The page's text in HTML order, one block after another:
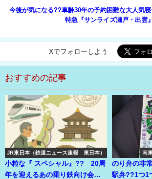
今後が気になる??車齢30年の予約困難な大人気寝
特急『サンライズ瀬戸・出雲
Xでフォローしよう
おすすめの記事
JR東日本（鉄道ニュース速報 東日本）
小粒な『 スペシャル』?? 20周
年を迎えるあの乗り鉄向け会員
南
のり弁の非
駅弁??1つ1